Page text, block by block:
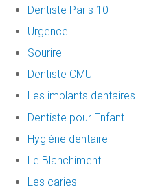
Dentiste Paris 10
Urgence
Sourire
Dentiste CMU
Les implants dentaires
Dentiste pour Enfant
Hygiène dentaire
Le Blanchiment
Les caries